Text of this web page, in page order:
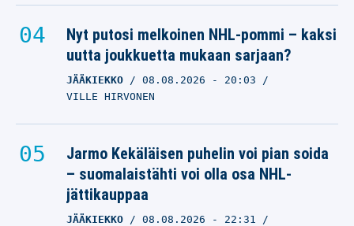
Nyt putosi melkoinen NHL-pommi – kaksi
uutta joukkuetta mukaan sarjaan?
JÄÄKIEKKO 08.08.2026 - 20:03
VILLE HIRVONEN
Jarmo Kekäläisen puhelin voi pian soida
– suomalaistähti voi olla osa NHL-
jättikauppaa
JÄÄKIEKKO 08.08.2026 - 22:31